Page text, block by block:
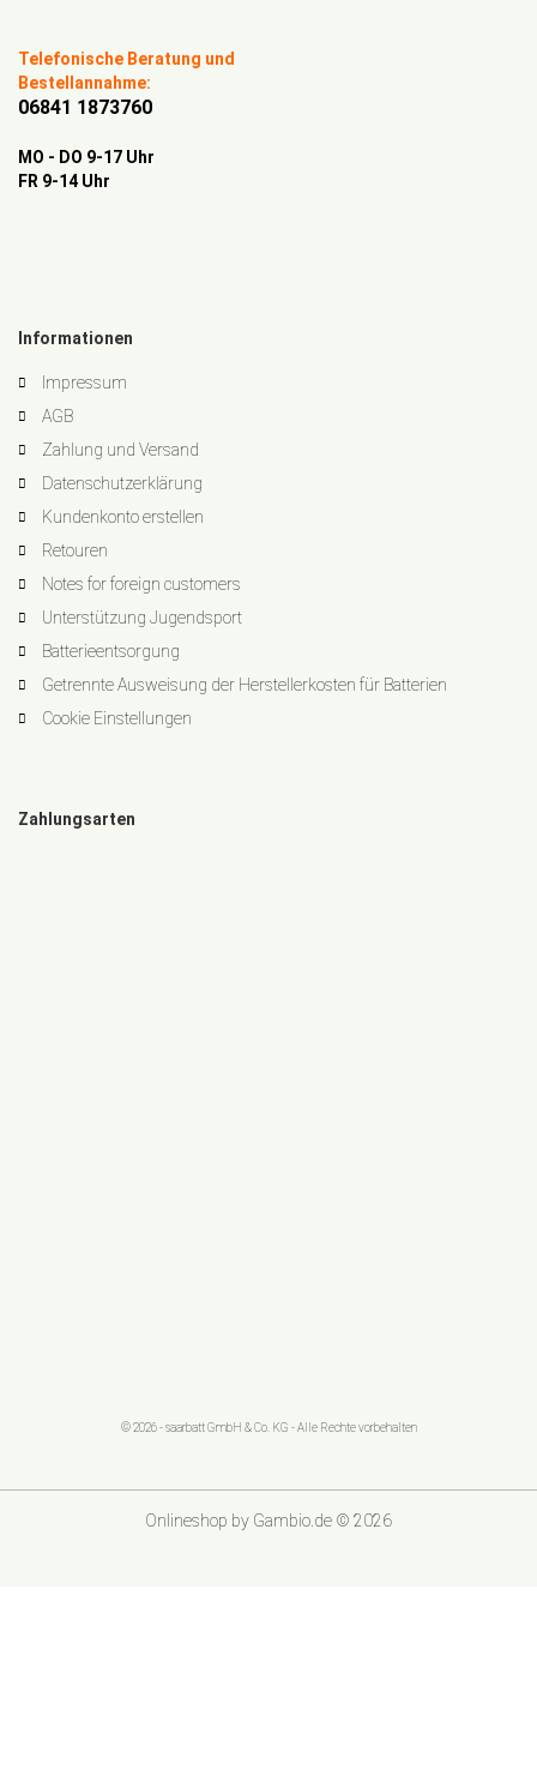
Telefonische Beratung und
Bestellannahme:
06841 1873760
MO - DO 9-17 Uhr
FR 9-14 Uhr
Informationen
Impressum
AGB
Zahlung und Versand
Datenschutzerklärung
Kundenkonto erstellen
Retouren
Notes for foreign customers
Unterstützung Jugendsport
Batterieentsorgung
Getrennte Ausweisung der Herstellerkosten für Batterien
Cookie Einstellungen
Zahlungsarten
© 2026 - saarbatt GmbH & Co. KG - Alle Rechte vorbehalten
Onlineshop by Gambio.de © 2026